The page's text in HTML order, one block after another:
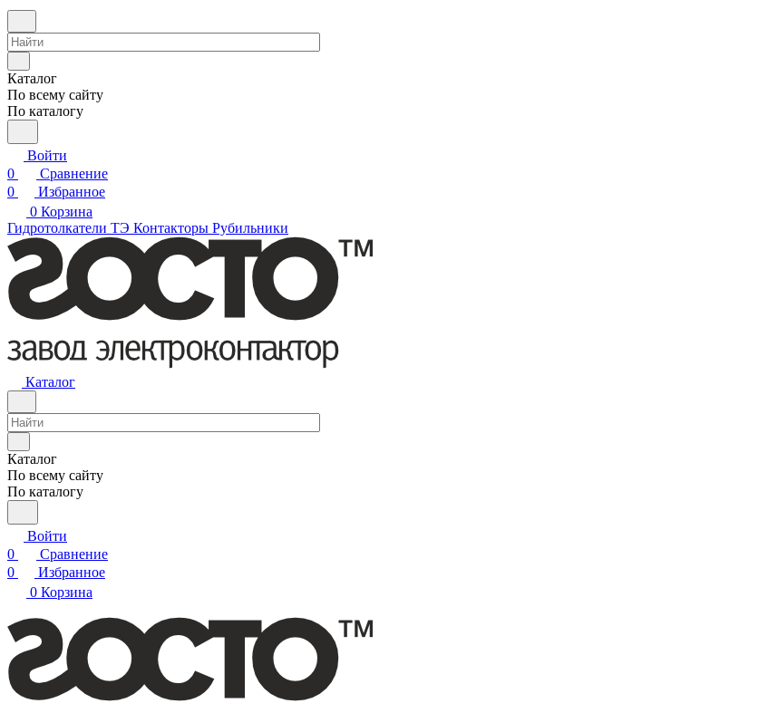
Каталог
По всему сайту
По каталогу
Войти
0
Сравнение
0
Избранное
0 Корзина
Гидротолкатели ТЭ Контакторы Рубильники
Каталог
Каталог
По всему сайту
По каталогу
Войти
0
Сравнение
0
Избранное
0 Корзина